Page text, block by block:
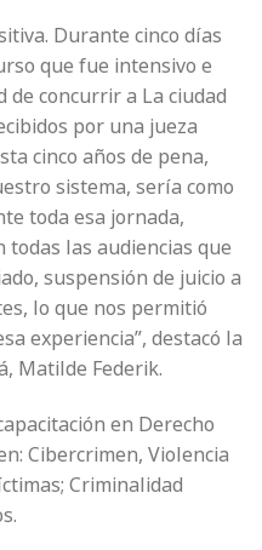
Durante cinco días
que fue intensivo e
concurrir a La ciudad
por una jueza
cinco años de pena,
sistema, sería como
toda esa jornada,
las audiencias que
suspensión de juicio a
lo que nos permitió
experiencia”, destacó la
Matilde Federik.
en Derecho
Cibercrimen, Violencia
Criminalidad